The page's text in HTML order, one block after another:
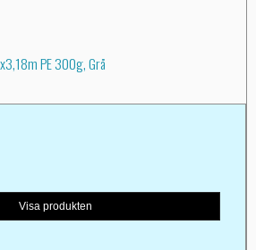
PE 300g, Grå
Visa produkten